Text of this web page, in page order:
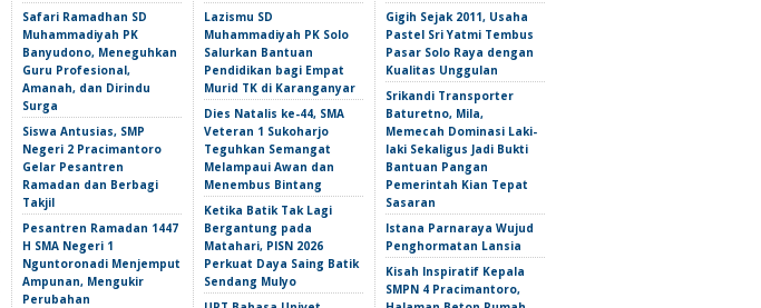
Safari Ramadhan SD
Muhammadiyah PK
Banyudono, Meneguhkan
Guru Profesional,
Amanah, dan Dirindu
Surga
Siswa Antusias, SMP
Negeri 2 Pracimantoro
Gelar Pesantren
Ramadan dan Berbagi
Takjil
Pesantren Ramadan 1447
H SMA Negeri 1
Nguntoronadi Menjemput
Ampunan, Mengukir
Perubahan
Lazismu SD
Muhammadiyah PK Solo
Salurkan Bantuan
Pendidikan bagi Empat
Murid TK di Karanganyar
Dies Natalis ke-44, SMA
Veteran 1 Sukoharjo
Teguhkan Semangat
Melampaui Awan dan
Menembus Bintang
Ketika Batik Tak Lagi
Bergantung pada
Matahari, PISN 2026
Perkuat Daya Saing Batik
Sendang Mulyo
Gigih Sejak 2011, Usaha
Pastel Sri Yatmi Tembus
Pasar Solo Raya dengan
Kualitas Unggulan
Srikandi Transporter
Baturetno, Mila,
Memecah Dominasi Laki-
laki Sekaligus Jadi Bukti
Bantuan Pangan
Pemerintah Kian Tepat
Sasaran
Istana Parnaraya Wujud
Penghormatan Lansia
Kisah Inspiratif Kepala
SMPN 4 Pracimantoro,